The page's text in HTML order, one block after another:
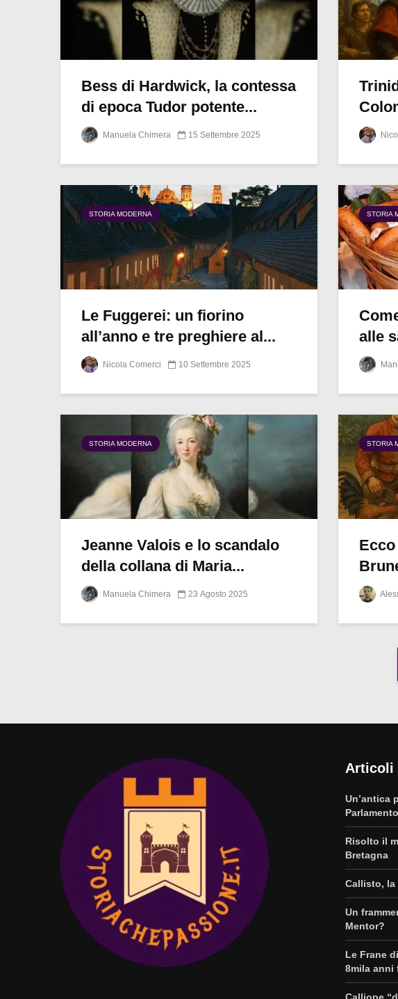
Bess di Hardwick, la contessa
di epoca Tudor potente...
Manuela Chimera 15 Settembre 2025
STORIA MODERNA
Le Fuggerei: un fiorino
all’anno e tre preghiere al...
Nicola Comerci 10 Settembre 2025
STORIA
alle
STORIA MODERNA
Jeanne Valois e lo scandalo
della collana di Maria...
Manuela Chimera 23 Agosto 2025
STORIA
Articoli
Un’antica
Risolto il
Bretagna
Callisto, la
Un
Mentor?
Le Frane
8mila anni